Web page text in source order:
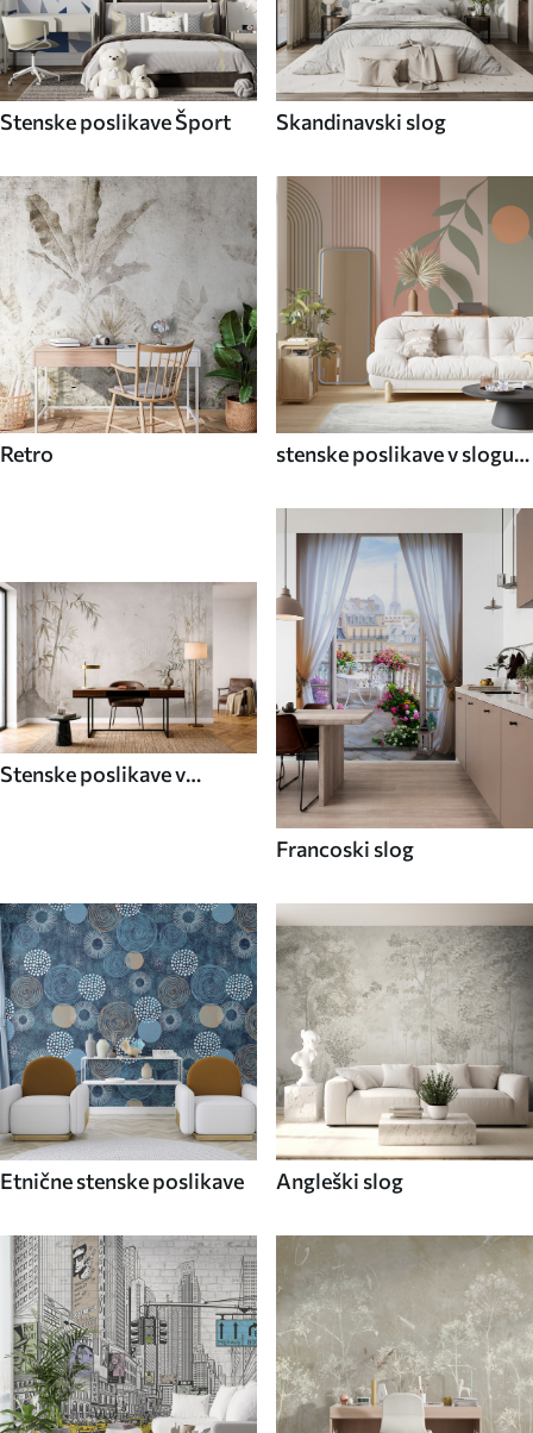
Stenske poslikave Šport Skandinavski slog
Retro
stenske poslikave v slogu
Stenske poslikave v
Francoski slog
Etnične stenske poslikave Angleški slog